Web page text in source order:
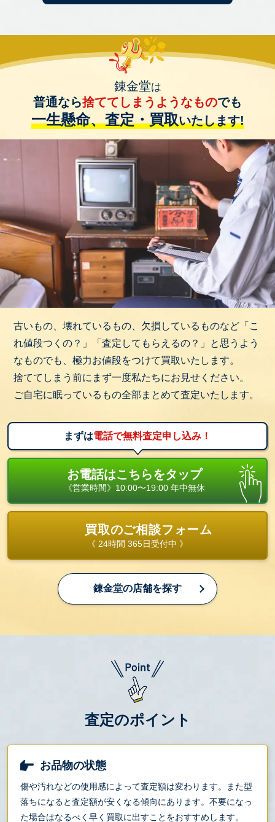
錬金堂は
普通なら捨ててしまうようなものでも
一生懸命、査定・買取いたします!
古いもの、壊れているもの、欠損しているものなど「こ
れ値段つくの？」「査定してもらえるの？」と思うよう
なものでも、極力お値段をつけて買取いたします。
捨ててしまう前にまず一度私たちにお見せください。
ご自宅に眠っているもの全部まとめて査定いたします。
まずは電話で無料査定申し込み！
お電話はこちらをタップ
《営業時間》10:00〜19:00 年中無休
買取のご相談フォーム
《 24時間 365日受付中 》
錬金堂の店舗を探す
査定のポイント
お品物の状態
傷や汚れなどの使用感によって査定額は変わります。また型
落ちになると査定額が安くなる傾向にあります。不要になっ
た場合はなるべく早く買取に出すことをおすすめします。